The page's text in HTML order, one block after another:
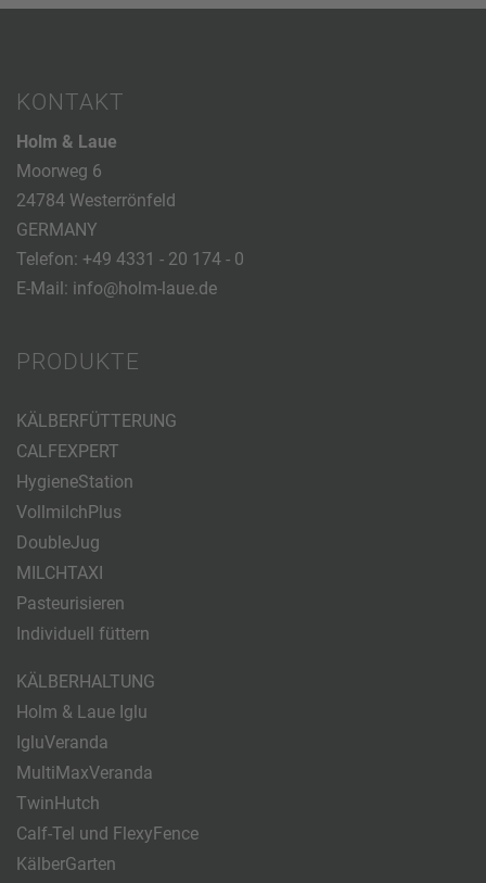
KONTAKT
Holm & Laue
Moorweg 6
24784 Westerrönfeld
GERMANY
Telefon: +49 4331 - 20 174 - 0
E-Mail: info@holm-laue.de
PRODUKTE
KÄLBERFÜTTERUNG
CALFEXPERT
HygieneStation
VollmilchPlus
DoubleJug
MILCHTAXI
Pasteurisieren
Individuell füttern
KÄLBERHALTUNG
Holm & Laue Iglu
IgluVeranda
MultiMaxVeranda
TwinHutch
Calf-Tel und FlexyFence
KälberGarten